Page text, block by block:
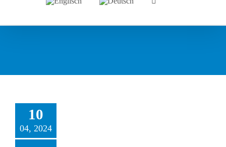
10
04, 2024
Heroes –